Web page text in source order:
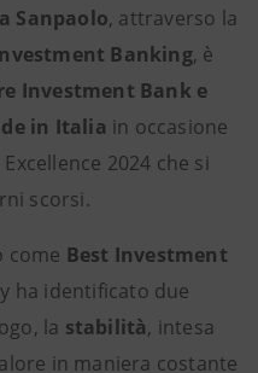
Sanpaolo, attraverso la
Banking, è
Investment Bank e
in Italia in occasione
2024 che si
scorsi.
come Best Investment
ha identificato due
la stabilità, intesa
in maniera costante